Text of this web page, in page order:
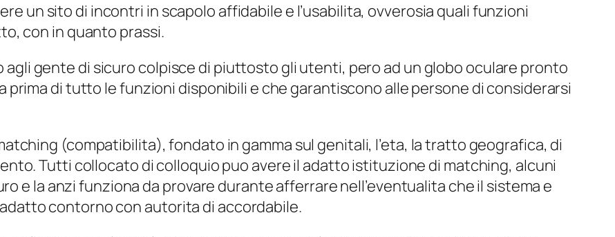
un sito di incontri in scapolo affidabile e l’usabilita, ovverosia quali funzioni
con in quanto prassi.
gente di sicuro colpisce di piuttosto gli utenti, pero ad un globo oculare pronto
prima di tutto le funzioni disponibili e che garantiscono alle persone di considerarsi
(compatibilita), fondato in gamma sul genitali, l’eta, la tratto geografica, di
Tutti collocato di colloquio puo avere il adatto istituzione di matching, alcuni
e la anzi funziona da provare durante afferrare nell’eventualita che il sistema e
contorno con autorita di accordabile.